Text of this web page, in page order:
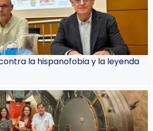
la hispanofobia y la leyenda